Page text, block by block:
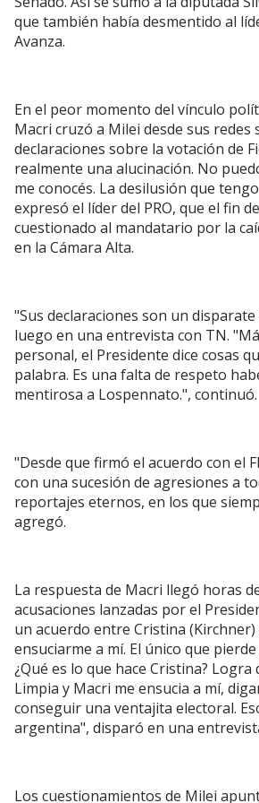
que también había desmentido al
Avanza.
En el peor momento del vínculo
Macri cruzó a Milei desde sus redes
declaraciones sobre la votación de
realmente una alucinación. No
me conocés. La desilusión que
expresó el líder del PRO, que el fin
cuestionado al mandatario por la
en la Cámara Alta.
"Sus declaraciones son un
luego en una entrevista con TN.
personal, el Presidente dice cosas
palabra. Es una falta de respeto
mentirosa a Lospennato.", continuó.
"Desde que firmó el acuerdo con el
con una sucesión de agresiones a
reportajes eternos, en los que
agregó.
La respuesta de Macri llegó horas
acusaciones lanzadas por el
un acuerdo entre Cristina
ensuciarme a mí. El único que
¿Qué es lo que hace Cristina? Logra
Limpia y Macri me ensucia a mí,
conseguir una ventajita electoral.
argentina", disparó en una
Los cuestionamientos de Milei